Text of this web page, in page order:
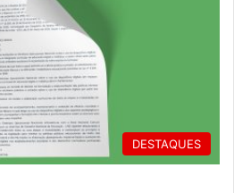
DESTAQUES